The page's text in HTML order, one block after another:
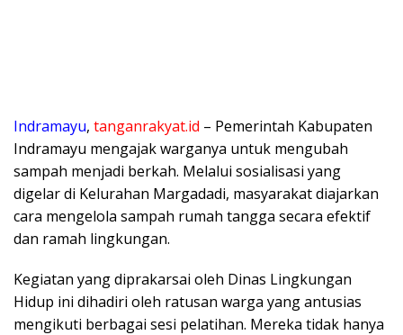
Indramayu, tanganrakyat.id – Pemerintah Kabupaten
Indramayu mengajak warganya untuk mengubah
sampah menjadi berkah. Melalui sosialisasi yang
digelar di Kelurahan Margadadi, masyarakat diajarkan
cara mengelola sampah rumah tangga secara efektif
dan ramah lingkungan.
Kegiatan yang diprakarsai oleh Dinas Lingkungan
Hidup ini dihadiri oleh ratusan warga yang antusias
mengikuti berbagai sesi pelatihan. Mereka tidak hanya